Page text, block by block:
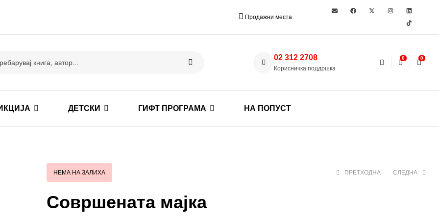
Продажни места
02 312 2708
Корисничка поддршка
0 0
ДЕТСКИ ГИФТ ПРОГРАМА НА ПОПУСТ
НЕМА НА ЗАЛИХА ПРЕТХОДНА СЛЕДНА
Совршената мајка